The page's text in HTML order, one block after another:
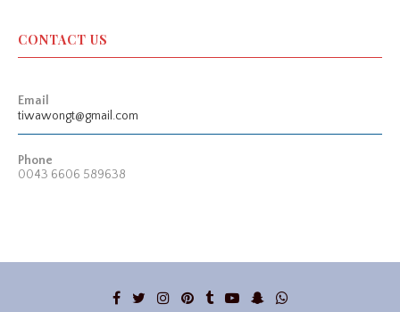
CONTACT US
Email
tiwawongt@gmail.com
Phone
0043 6606 589638